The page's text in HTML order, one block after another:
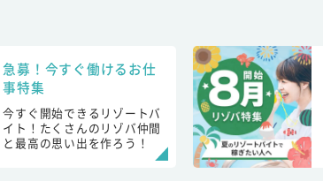
急募！今すぐ働けるお仕
事特集
今すぐ開始できるリゾートバ
イト！たくさんのリゾバ仲間
と最高の思い出を作ろう！